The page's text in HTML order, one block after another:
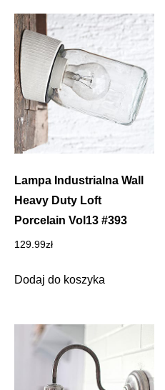
Lampa Industrialna Wall
Heavy Duty Loft
Porcelain Vol13 #393
129.99zł
Dodaj do koszyka